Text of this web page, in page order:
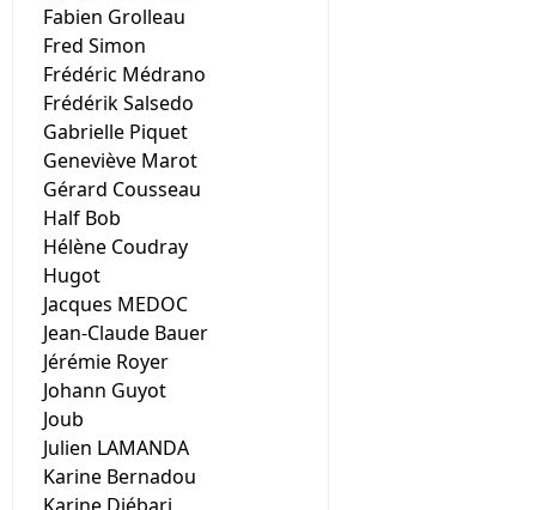
Fabien Grolleau
Fred Simon
Frédéric Médrano
Frédérik Salsedo
Gabrielle Piquet
Geneviève Marot
Gérard Cousseau
Half Bob
Hélène Coudray
Hugot
Jacques MEDOC
Jean-Claude Bauer
Jérémie Royer
Johann Guyot
Joub
Julien LAMANDA
Karine Bernadou